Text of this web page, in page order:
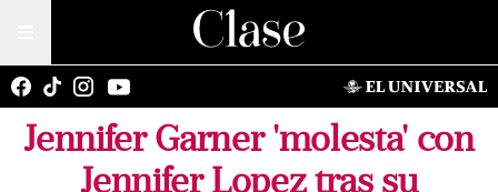
Jennifer Garner 'molesta' con
Jennifer Lopez tras su